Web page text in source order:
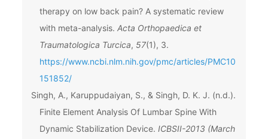
therapy on low back pain? A systematic review
with meta-analysis. Acta Orthopaedica et
Traumatologica Turcica, 57(1), 3.
https://www.ncbi.nlm.nih.gov/pmc/articles/PMC10
151852/
Singh, A., Karuppudaiyan, S., & Singh, D. K. J. (n.d.).
Finite Element Analysis Of Lumbar Spine With
Dynamic Stabilization Device. ICBSII-2013 (March